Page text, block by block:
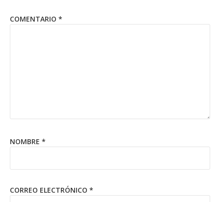
COMENTARIO *
NOMBRE *
CORREO ELECTRÓNICO *